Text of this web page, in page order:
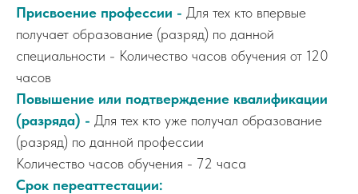
Присвоение профессии - Для тех кто впервые
получает образование (разряд) по данной
специальности - Количество часов обучения от 120
часов
Повышение или подтверждение квалификации
(разряда) - Для тех кто уже получал образование
(разряд) по данной профессии
Количество часов обучения - 72 часа
Срок переаттестации: